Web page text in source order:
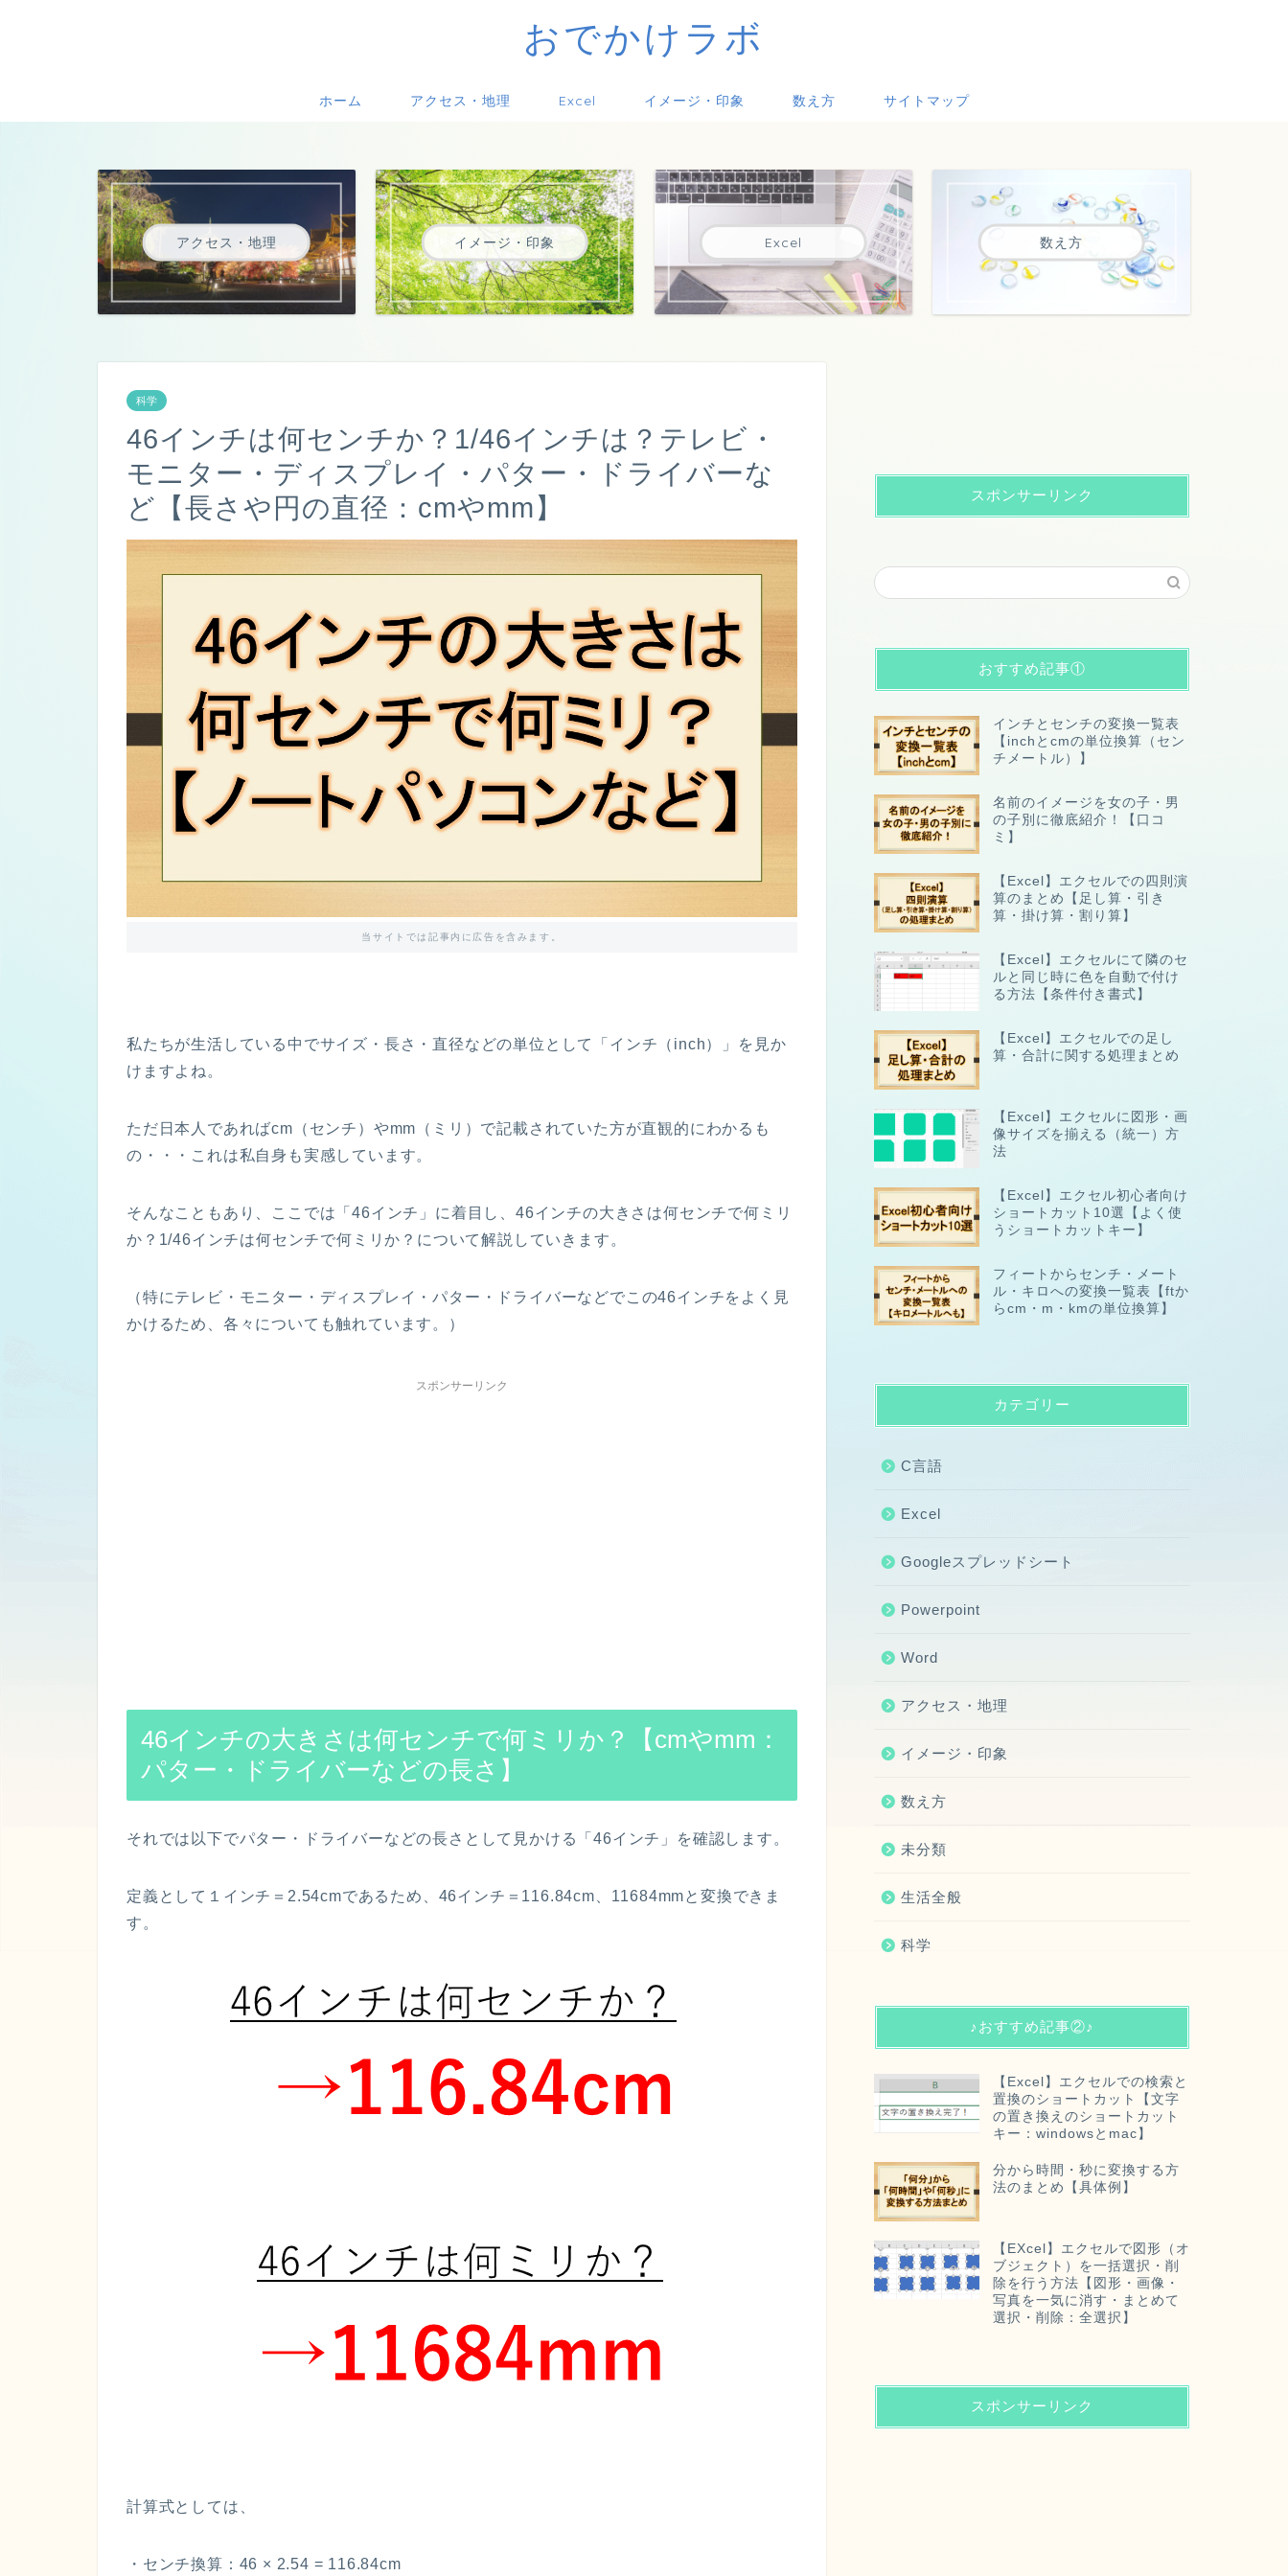
おでかけラボ
ホーム アクセス・地理 Excel イメージ・印象 数え方 サイトマップ
アクセス・地理 イメージ・印象 Excel 数え方
科学
46インチは何センチか？1/46インチは？テレビ・
モニター・ディスプレイ・パター・ドライバーな
ど【長さや円の直径：cmやmm】
当サイトでは記事内に広告を含みます。
私たちが生活している中でサイズ・長さ・直径などの単位として「インチ（inch）」を見か
けますよね。
ただ日本人であればcm（センチ）やmm（ミリ）で記載されていた方が直観的にわかるも
の・・・これは私自身も実感しています。
そんなこともあり、ここでは「46インチ」に着目し、46インチの大きさは何センチで何ミリ
か？1/46インチは何センチで何ミリか？について解説していきます。
（特にテレビ・モニター・ディスプレイ・パター・ドライバーなどでこの46インチをよく見
かけるため、各々についても触れています。）
スポンサーリンク
46インチの大きさは何センチで何ミリか？【cmやmm：
パター・ドライバーなどの長さ】
それでは以下でパター・ドライバーなどの長さとして見かける「46インチ」を確認します。
定義として１インチ＝2.54cmであるため、46インチ＝116.84cm、11684mmと変換できま
す。
計算式としては、
・センチ換算：46 × 2.54 = 116.84cm
スポンサーリンク
おすすめ記事①
インチとセンチの変換一覧表
【inchとcmの単位換算（セン
チメートル）】
名前のイメージを女の子・男
の子別に徹底紹介！【口コ
ミ】
【Excel】エクセルでの四則演
算のまとめ【足し算・引き
算・掛け算・割り算】
【Excel】エクセルにて隣のセ
ルと同じ時に色を自動で付け
る方法【条件付き書式】
【Excel】エクセルでの足し
算・合計に関する処理まとめ
【Excel】エクセルに図形・画
像サイズを揃える（統一）方
法
【Excel】エクセル初心者向け
ショートカット10選【よく使
うショートカットキー】
フィートからセンチ・メート
ル・キロへの変換一覧表【ftか
らcm・m・kmの単位換算】
カテゴリー
C言語
Excel
Googleスプレッドシート
Powerpoint
Word
アクセス・地理
イメージ・印象
数え方
未分類
生活全般
科学
♪おすすめ記事②♪
【Excel】エクセルでの検索と
置換のショートカット【文字
の置き換えのショートカット
キー：windowsとmac】
分から時間・秒に変換する方
法のまとめ【具体例】
【EXcel】エクセルで図形（オ
ブジェクト）を一括選択・削
除を行う方法【図形・画像・
写真を一気に消す・まとめて
選択・削除：全選択】
スポンサーリンク